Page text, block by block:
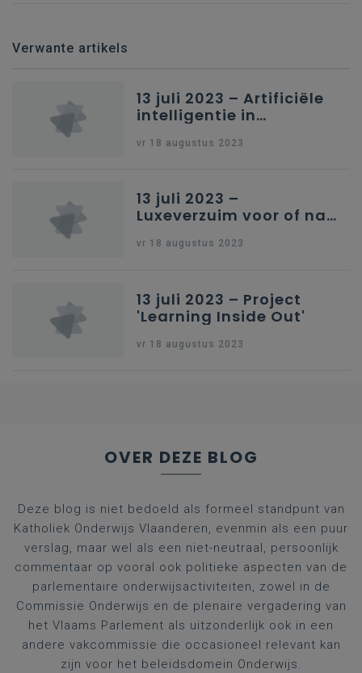
Verwante artikels
13 juli 2023 – Artificiële
intelligentie in
vr 18 augustus 2023
13 juli 2023 –
Luxeverzuim voor of na
vr 18 augustus 2023
13 juli 2023 – Project
'Learning Inside Out'
vr 18 augustus 2023
OVER DEZE BLOG
Deze blog is niet bedoeld als formeel standpunt van
Katholiek Onderwijs Vlaanderen, evenmin als een puur
verslag, maar wel als een niet-neutraal, persoonlijk
commentaar op vooral ook politieke aspecten van de
parlementaire onderwijsactiviteiten, zowel in de
Commissie Onderwijs en de plenaire vergadering van
het Vlaams Parlement als uitzonderlijk ook in een
andere vakcommissie die occasioneel relevant kan
zijn voor het beleidsdomein Onderwijs.